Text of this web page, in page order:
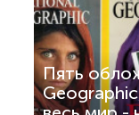
Пять